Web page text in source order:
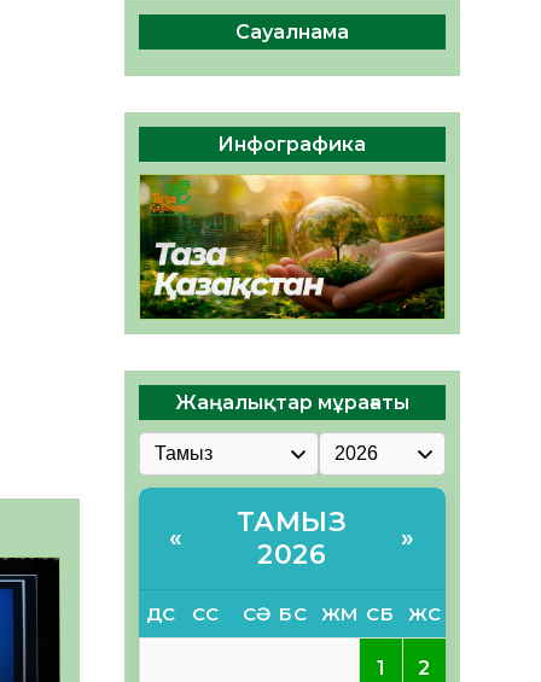
Руслан Рүстемұлы облыс
әкімінің кеңесшісі болып
тағайындалды
05.08.2026
37 0
Сауалнама
Инфографика
Жаңалықтар мұрағаты
«
ТАМЫЗ
2026
»
ДС СС СӘ БС ЖМ СБ ЖС
1 2